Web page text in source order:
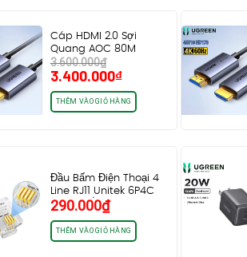
Cáp HDMI 2.0 Sợi
Quang AOC 80M
Ugreen 45511 HD178…
3.600.000₫
Giá
gốc
là:
3.600.000₫.
3.400.000₫Giá
hiện
tại
là:
THÊM VÀO GIỎ HÀNG
Đầu Bấm Điện Thoại 4
Line RJ11 Unitek 6P4C
OT26TP (hộp…
290.000₫
THÊM VÀO GIỎ HÀNG